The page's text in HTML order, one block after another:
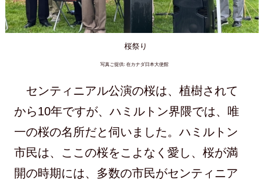
桜祭り
写真ご提供: 在カナダ日本大使館
センティニアル公演の桜は、植樹されて
から10年ですが、ハミルトン界隈では、唯
一の桜の名所だと伺いました。ハミルトン
市民は、ここの桜をこよなく愛し、桜が満
開の時期には、多数の市民がセンティニア